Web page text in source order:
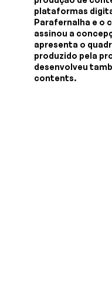
plataformas
Parafernalha e o
assinou a
apresenta o
produzido pela
desenvolveu
contents.